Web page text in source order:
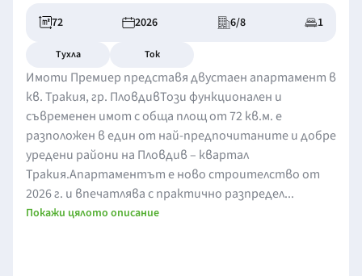
72 2026 6/8 1
Тухла Ток
Имоти Премиер представя двустаен апартамент в
кв. Тракия, гр. ПловдивТози функционален и
съвременен имот с обща площ от 72 кв.м. е
разположен в един от най-предпочитаните и добре
уредени райони на Пловдив – квартал
Тракия.Апартаментът е ново строителство от
2026 г. и впечатлява с практично разпредел...
Покажи цялото описание